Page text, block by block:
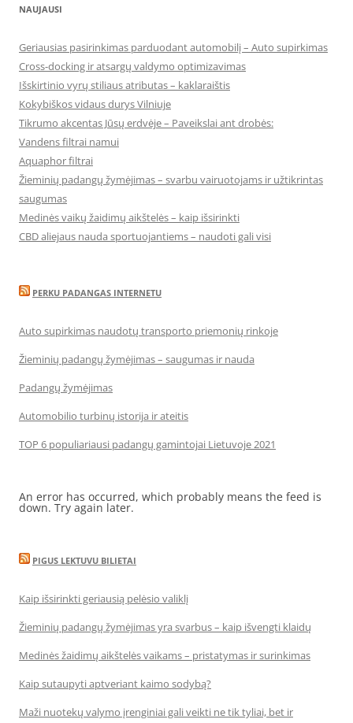
NAUJAUSI
Geriausias pasirinkimas parduodant automobilį – Auto supirkimas
Cross-docking ir atsargų valdymo optimizavimas
Išskirtinio vyrų stiliaus atributas – kaklaraištis
Kokybiškos vidaus durys Vilniuje
Tikrumo akcentas Jūsų erdvėje – Paveikslai ant drobės:
Vandens filtrai namui
Aquaphor filtrai
Žieminių padangų žymėjimas – svarbu vairuotojams ir užtikrintas
saugumas
Medinės vaikų žaidimų aikštelės – kaip išsirinkti
CBD aliejaus nauda sportuojantiems – naudoti gali visi
PERKU PADANGAS INTERNETU
Auto supirkimas naudotų transporto priemonių rinkoje
Žieminių padangų žymėjimas – saugumas ir nauda
Padangų žymėjimas
Automobilio turbinų istorija ir ateitis
TOP 6 populiariausi padangų gamintojai Lietuvoje 2021
An error has occurred, which probably means the feed is
down. Try again later.
PIGUS LEKTUVU BILIETAI
Kaip išsirinkti geriausią pelėsio valiklį
Žieminių padangų žymėjimas yra svarbus – kaip išvengti klaidų
Medinės žaidimų aikštelės vaikams – pristatymas ir surinkimas
Kaip sutaupyti aptveriant kaimo sodybą?
Maži nuotekų valymo įrenginiai gali veikti ne tik tyliai, bet ir